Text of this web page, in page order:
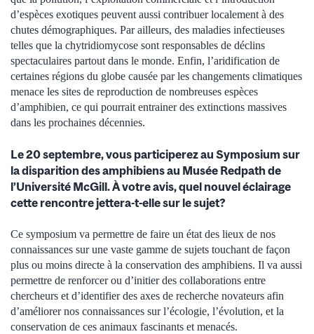
d’espèces exotiques peuvent aussi contribuer localement à des
chutes démographiques. Par ailleurs, des maladies infectieuses
telles que la chytridiomycose sont responsables de déclins
spectaculaires partout dans le monde. Enfin, l’aridification de
certaines régions du globe causée par les changements climatiques
menace les sites de reproduction de nombreuses espèces
d’amphibien, ce qui pourrait entrainer des extinctions massives
dans les prochaines décennies.
Le 20 septembre, vous participerez au Symposium sur
la disparition des amphibiens au Musée Redpath de
l’Université McGill. À votre avis, quel nouvel éclairage
cette rencontre jettera-t-elle sur le sujet?
Ce symposium va permettre de faire un état des lieux de nos
connaissances sur une vaste gamme de sujets touchant de façon
plus ou moins directe à la conservation des amphibiens. Il va aussi
permettre de renforcer ou d’initier des collaborations entre
chercheurs et d’identifier des axes de recherche novateurs afin
d’améliorer nos connaissances sur l’écologie, l’évolution, et la
conservation de ces animaux fascinants et menacés.